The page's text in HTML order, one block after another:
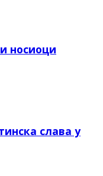
носиоци
слава у